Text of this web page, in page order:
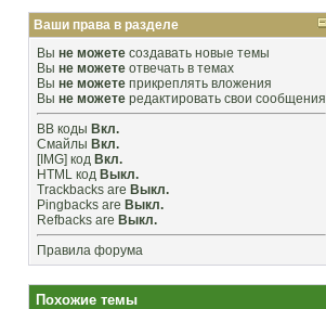
Ваши права в разделе
Вы не можете создавать новые темы
Вы не можете отвечать в темах
Вы не можете прикреплять вложения
Вы не можете редактировать свои сообщения
BB коды Вкл.
Смайлы Вкл.
[IMG] код Вкл.
HTML код Выкл.
Trackbacks are Выкл.
Pingbacks are Выкл.
Refbacks are Выкл.
Правила форума
Похожие темы